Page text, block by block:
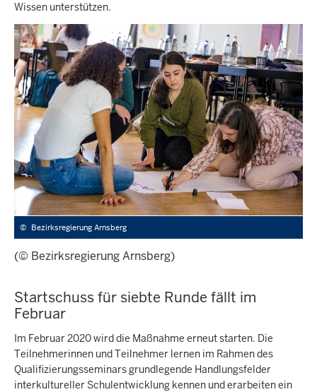
Wissen unterstützen.
© Bezirksregierung Arnsberg
(© Bezirksregierung Arnsberg)
Startschuss für siebte Runde fällt im
Februar
Im Februar 2020 wird die Maßnahme erneut starten. Die
Teilnehmerinnen und Teilnehmer lernen im Rahmen des
Qualifizierungsseminars grundlegende Handlungsfelder
interkultureller Schulentwicklung kennen und erarbeiten ein